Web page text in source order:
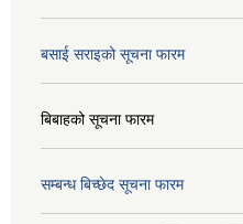
बसाई सराइको सूचना फारम
बिबाहको सूचना फारम
सम्बन्ध बिच्छेद सूचना फारम